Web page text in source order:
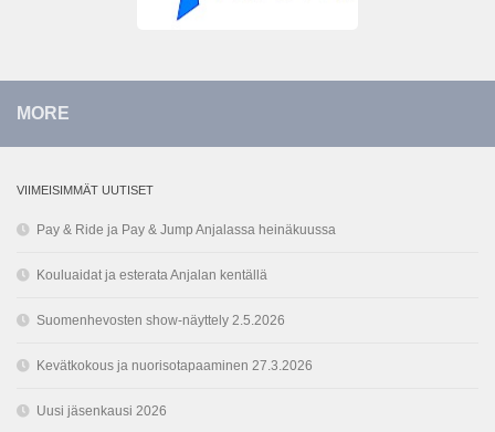
MORE
VIIMEISIMMÄT UUTISET
Pay & Ride ja Pay & Jump Anjalassa heinäkuussa
Kouluaidat ja esterata Anjalan kentällä
Suomenhevosten show-näyttely 2.5.2026
Kevätkokous ja nuorisotapaaminen 27.3.2026
Uusi jäsenkausi 2026